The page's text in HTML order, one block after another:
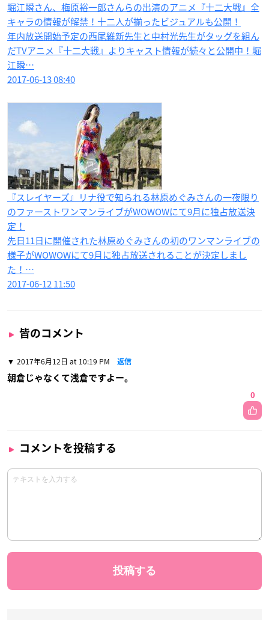
堀江瞬さん、梅原裕一郎さんらの出演のアニメ『十二大戦』全
キャラの情報が解禁！十二人が揃ったビジュアルも公開！
年内放送開始予定の西尾維新先生と中村光先生がタッグを組ん
だTVアニメ『十二大戦』よりキャスト情報が続々と公開中！堀
江瞬…
2017-06-13 08:40
『スレイヤーズ』リナ​役で知られる林原めぐみさんの一夜限り
のファーストワンマンライブがWOWOWにて9月に独占放送決
定！
先日11日に開催された林原めぐみさんの初のワンマンライブの
様子がWOWOWにて9月に独占放送されることが決定しまし
た！…
2017-06-12 11:50
皆のコメント
2017年6月12日 at 10:19 PM 返信
朝倉じゃなくて浅倉ですよー。
0
コメントを投稿する